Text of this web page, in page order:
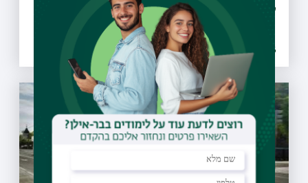
שעות הפעילות שלהן
08.07.2026 | כב תמוז